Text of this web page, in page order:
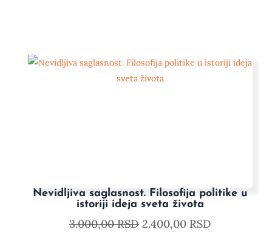
Nevidljiva saglasnost. Filosofija politike u
istoriji ideja sveta života
3.000,00RSD 2.400,00 RSD